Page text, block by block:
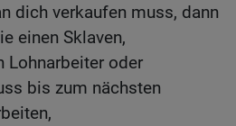
dich verkaufen muss, dann
einen Sklaven,
Lohnarbeiter oder
bis zum nächsten